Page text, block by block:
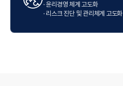
·윤리경영 체계 고도화
· 리스크 진단 및 관리체계 고도화